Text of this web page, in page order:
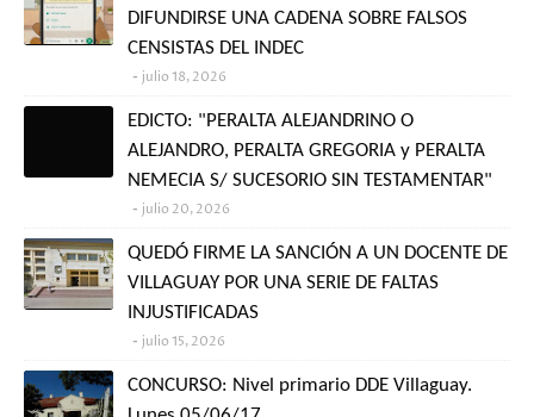
DIFUNDIRSE UNA CADENA SOBRE FALSOS
CENSISTAS DEL INDEC
julio 18, 2026
EDICTO: "PERALTA ALEJANDRINO O
ALEJANDRO, PERALTA GREGORIA y PERALTA
NEMECIA S/ SUCESORIO SIN TESTAMENTAR"
julio 20, 2026
QUEDÓ FIRME LA SANCIÓN A UN DOCENTE DE
VILLAGUAY POR UNA SERIE DE FALTAS
INJUSTIFICADAS
julio 15, 2026
CONCURSO: Nivel primario DDE Villaguay.